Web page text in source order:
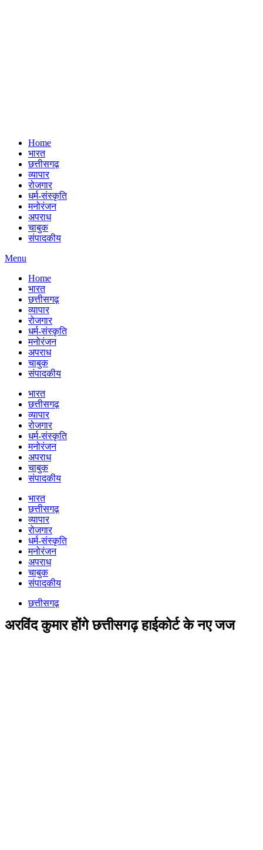
Home
भारत
छत्तीसगढ़
व्यापार
रोजगार
धर्म-संस्कृति
मनोरंजन
अपराध
चाबुक
संपादकीय
Menu
Home
भारत
छत्तीसगढ़
व्यापार
रोजगार
धर्म-संस्कृति
मनोरंजन
अपराध
चाबुक
संपादकीय
भारत
छत्तीसगढ़
व्यापार
रोजगार
धर्म-संस्कृति
मनोरंजन
अपराध
चाबुक
संपादकीय
भारत
छत्तीसगढ़
व्यापार
रोजगार
धर्म-संस्कृति
मनोरंजन
अपराध
चाबुक
संपादकीय
छत्तीसगढ़
अरविंद कुमार होंगे छत्तीसगढ़ हाईकोर्ट के नए जज